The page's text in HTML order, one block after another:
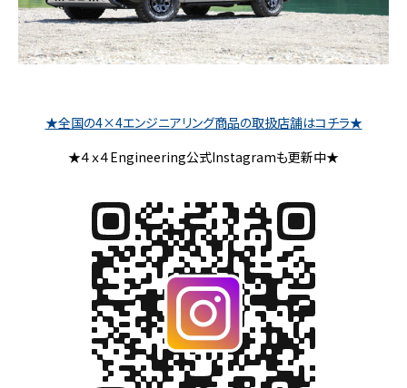
★全国の4×4エンジニアリング商品の取扱店舗はコチラ★
★４ｘ４Engineering公式Instagramも更新中★